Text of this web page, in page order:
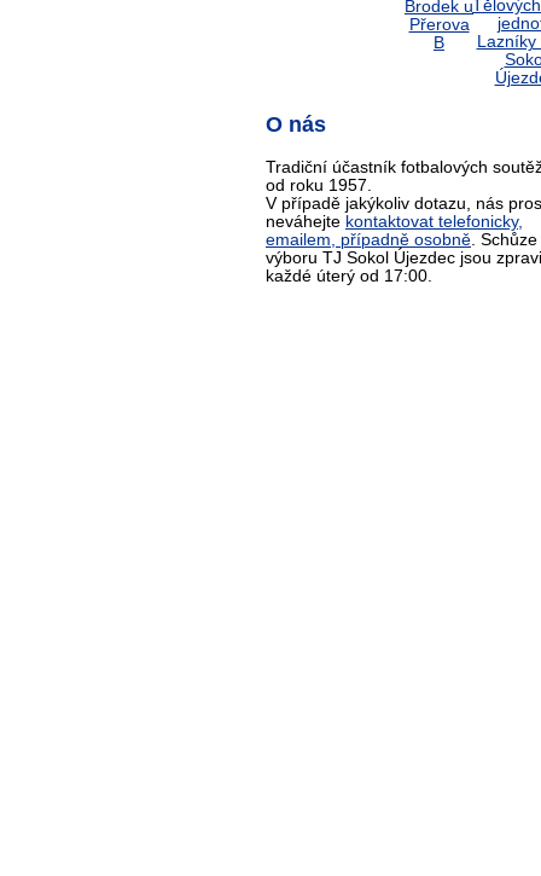
O nás
Tradiční účastník fotbalových
od roku 1957.
V případě jakýkoliv dotazu, nás
neváhejte kontaktovat telefonicky,
emailem, případně osobně. Schůze
výboru TJ Sokol Újezdec jsou
každé úterý od 17:00.